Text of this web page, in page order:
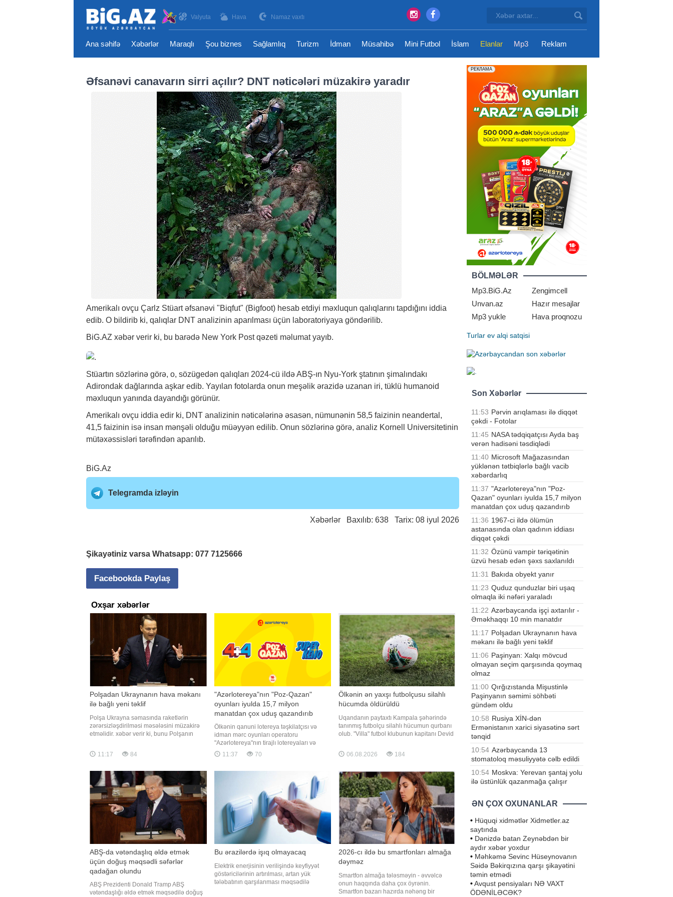
Valyuta Hava Namaz vaxtı
Ana səhifə Xəbərlər Maraqlı Şou biznes Sağlamlıq Turizm İdman Müsahibə Mini Futbol İslam Elanlar Mp3 Reklam
Əfsanəvi canavarın sirri açılır? DNT nəticələri müzakirə yaradır
Amerikalı ovçu Çarlz Stüart əfsanəvi "Biqfut" (Bigfoot) hesab etdiyi məxluqun qalıqlarını tapdığını iddia
edib. O bildirib ki, qalıqlar DNT analizinin aparılması üçün laboratoriyaya göndərilib.
BiG.AZ xəbər verir ki, bu barədə New York Post qəzeti məlumat yayıb.
Stüartın sözlərinə görə, o, sözügedən qalıqları 2024-cü ildə ABŞ-ın Nyu-York ştatının şimalındakı
Adirondak dağlarında aşkar edib. Yayılan fotolarda onun meşəlik ərazidə uzanan iri, tüklü humanoid
məxluqun yanında dayandığı görünür.
Amerikalı ovçu iddia edir ki, DNT analizinin nəticələrinə əsasən, nümunənin 58,5 faizinin neandertal,
41,5 faizinin isə insan mənşəli olduğu müəyyən edilib. Onun sözlərinə görə, analiz Kornell Universitetinin
mütəxəssisləri tərəfindən aparılıb.
BiG.Az
Telegramda izləyin
Xəbərlər Baxılıb: 638 Tarix: 08 iyul 2026
Şikayətiniz varsa Whatsapp: 077 7125666
Facebookda Paylaş
Oxşar xəbərlər
Polşadan Ukraynanın hava məkanı
ilə bağlı yeni təklif
Polşa Ukrayna səmasında raketlərin
zərərsizləşdirilməsi məsələsini müzakirə
etməlidir. xəbər verir ki, bunu Polşanın
açıqlamasında deyib. Nazirin sözlərinə
görə, əsas məsələ raketlərin sonradan
onların Ukrayna səmasında
zərərsizləşdirilməsini
11:17 84
"Azərlotereya"nın "Poz-Qazan"
oyunları iyulda 15,7 milyon
manatdan çox uduş qazandırıb
Ölkənin qanuni lotereya təşkilatçısı və
idman mərc oyunları operatoru
"Azərlotereya"nın tirajlı lotereyaları və
"Poz-Qazan" oyunları üzrə iyul ayında
növbəti böyük uduşlar qeydə alınıb. Belə
11:37 70
Ölkənin ən yaxşı futbolçusu silahlı
hücumda öldürüldü
Uqandanın paytaxtı Kampala şəhərində
tanınmış futbolçu silahlı hücumun qurbanı
olub. "Villa" futbol klubunun kapitanı Devid
Makindaye rayonunda, yaşadığı evin
yaxınlığında naməlum şəxslərin hücumuna
06.08.2026 184
ABŞ-da vətəndaşlıq əldə etmək
üçün doğuş məqsədli səfərlər
qadağan olundu
ABŞ Prezidenti Donald Tramp ABŞ
vətəndaşlığı əldə etmək məqsədilə doğuş
Bu ərazilərdə işıq olmayacaq
Elektrik enerjisinin verilişində keyfiyyət
göstəricilərinin artırılması, artan yük
tələbatının qarşılanması məqsədilə
2026-cı ildə bu smartfonları almağa
dəyməz
Smartfon almağa tələsməyin - əvvəlcə
onun haqqında daha çox öyrənin.
Smartfon bazarı hazırda nəhəng bir
BÖLMƏLƏR
Mp3.BiG.Az
Zengimcell
Unvan.az
Hazır mesajlar
Mp3 yukle
Hava proqnozu
Turlar ev alqi satqisi
Son Xəbərlər
11:53 Pərvin arıqlaması ilə diqqət
çəkdi - Fotolar
11:45 NASA tədqiqatçısı Ayda baş
verən hadisəni təsdiqlədi
11:40 Microsoft Mağazasından
yüklənən tətbiqlərlə bağlı vacib
xəbərdarlıq
11:37 "Azərlotereya"nın "Poz-
Qazan" oyunları iyulda 15,7 milyon
manatdan çox uduş qazandırıb
11:36 1967-ci ildə ölümün
astanasında olan qadının iddiası
diqqət çəkdi
11:32 Özünü vampir təriqətinin
üzvü hesab edən şəxs saxlanıldı
11:31 Bakıda obyekt yanır
11:23 Quduz qunduzlar biri uşaq
olmaqla iki nəfəri yaraladı
11:22 Azərbaycanda işçi axtarılır -
Əməkhaqqı 10 min manatdır
11:17 Polşadan Ukraynanın hava
məkanı ilə bağlı yeni təklif
11:06 Paşinyan: Xalqı mövcud
olmayan seçim qarşısında qoymaq
olmaz
11:00 Qırğızıstanda Mişustinlə
Paşinyanın səmimi söhbəti
gündəm oldu
10:58 Rusiya XİN-dən
Ermənistanın xarici siyasətinə sərt
tənqid
10:54 Azərbaycanda 13
stomatoloq məsuliyyətə cəlb edildi
10:54 Moskva: Yerevan şantaj yolu
ilə üstünlük qazanmağa çalışır
ƏN ÇOX OXUNANLAR
• Hüquqi xidmətlər Xidmetler.az
saytında
• Dənizdə batan Zeynəbdən bir
aydır xəbər yoxdur
• Məhkəmə Sevinc Hüseynovanın
Səidə Bəkirqızına qarşı şikayətini
təmin etmədi
•Avqust pensiyaları NƏ VAXT
ÖDƏNİLƏCƏK?